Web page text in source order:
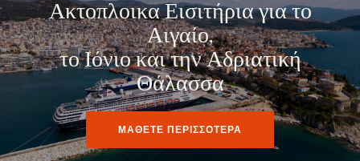
Ακτοπλοικα Εισιτήρια για το
Αιγαίο,
το Ιόνιο και την Αδριατική
Θάλασσα
ΜΑΘΕΤΕ ΠΕΡΙΣΣΟΤΕΡΑ